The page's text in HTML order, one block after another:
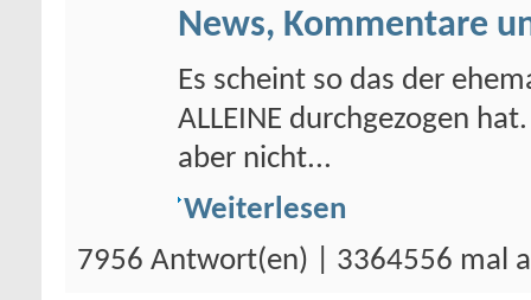
News, Kommentare
Es scheint so das der
ALLEINE durchgezogen
aber nicht...
Weiterlesen
7956 Antwort(en) | 3364556 mal